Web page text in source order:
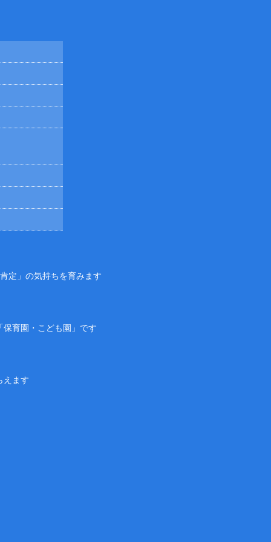
定」の気持ちを育みます
育園・こども園」です
えます